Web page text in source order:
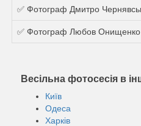
✅ Фотограф Дмитро
✅ Фотограф Любов Онищенко
Весільна фотосесія в
Київ
Одеса
Харків